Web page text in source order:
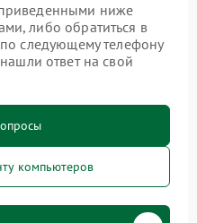
ниже
либо обратиться в
следующему телефону
ответ на свой
компьютеров